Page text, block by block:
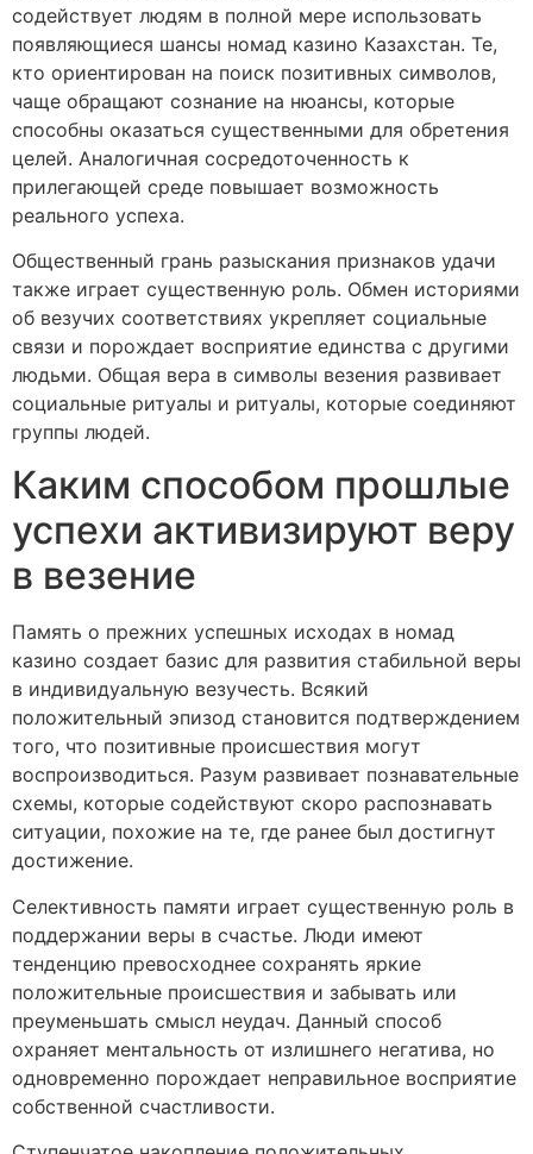
содействует людям в полной мере использовать
появляющиеся шансы номад казино Казахстан. Те,
кто ориентирован на поиск позитивных символов,
чаще обращают сознание на нюансы, которые
способны оказаться существенными для обретения
целей. Аналогичная сосредоточенность к
прилегающей среде повышает возможность
реального успеха.
Общественный грань разыскания признаков удачи
также играет существенную роль. Обмен историями
об везучих соответствиях укрепляет социальные
связи и порождает восприятие единства с другими
людьми. Общая вера в символы везения развивает
социальные ритуалы и ритуалы, которые соединяют
группы людей.
Каким способом прошлые
успехи активизируют веру
в везение
Память о прежних успешных исходах в номад
казино создает базис для развития стабильной веры
в индивидуальную везучесть. Всякий
положительный эпизод становится подтверждением
того, что позитивные происшествия могут
воспроизводиться. Разум развивает познавательные
схемы, которые содействуют скоро распознавать
ситуации, похожие на те, где ранее был достигнут
достижение.
Селективность памяти играет существенную роль в
поддержании веры в счастье. Люди имеют
тенденцию превосходнее сохранять яркие
положительные происшествия и забывать или
преуменьшать смысл неудач. Данный способ
охраняет ментальность от излишнего негатива, но
одновременно порождает неправильное восприятие
собственной счастливости.